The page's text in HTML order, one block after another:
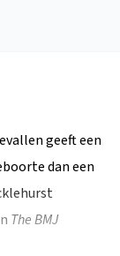
geeft een
dan een
The BMJ